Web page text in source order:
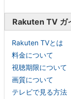
Rakuten TV ガ
Rakuten TVとは
料金について
視聴期限について
画質について
テレビで見る方法